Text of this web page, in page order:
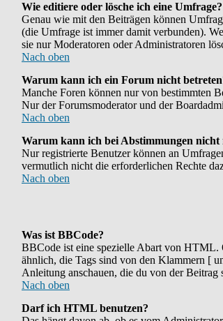
Wie editiere oder lösche ich eine Umfrage?
Genau wie mit den Beiträgen können
(die Umfrage ist immer damit verbunden).
sie nur Moderatoren oder Administratoren
Nach oben
Warum kann ich ein Forum nicht
Manche Foren können nur von bestimmten
Nur der Forumsmoderator und der
Nach oben
Warum kann ich bei Abstimmungen nicht
Nur registrierte Benutzer können an
vermutlich nicht die erforderlichen Rechte
Nach oben
Was ist BBCode?
BBCode ist eine spezielle Abart von HTML.
ähnlich, die Tags sind von den Klammern [
Anleitung anschauen, die du von der Beitrag
Nach oben
Darf ich HTML benutzen?